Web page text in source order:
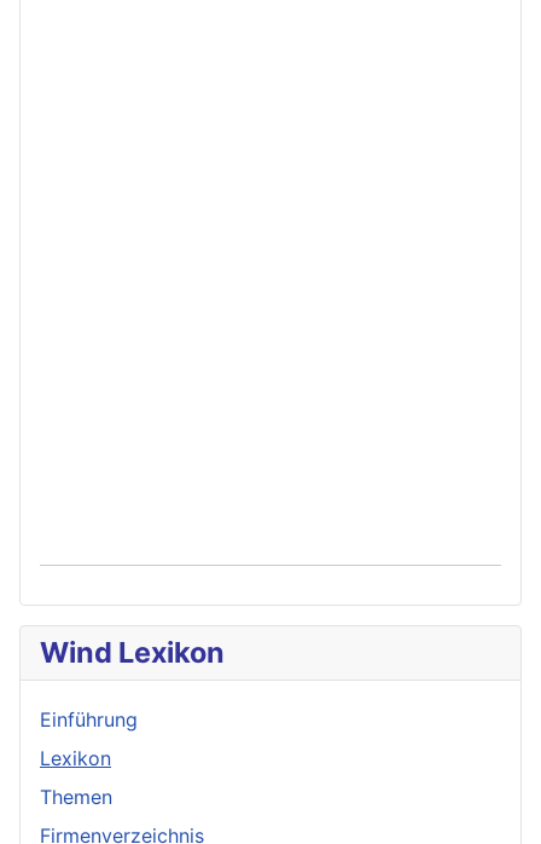
Wind Lexikon
Einführung
Lexikon
Themen
Firmenverzeichnis